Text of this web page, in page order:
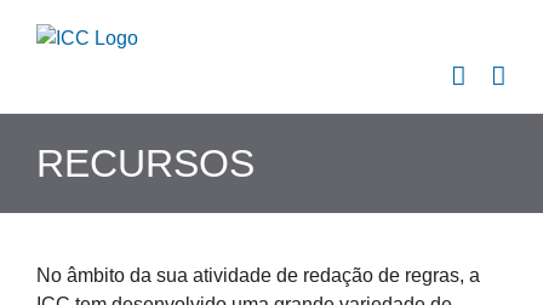
RECURSOS
No âmbito da sua atividade de redação de regras, a